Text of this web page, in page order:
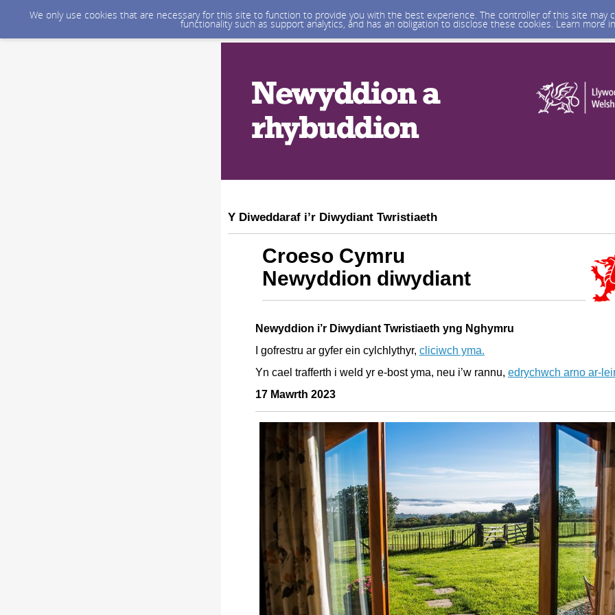
We only use cookies that are necessary for this site to function to provide you with the best experience. The controller of this site
functionality such as support analytics, and has an obligation to disclose these cookies. Learn more
Y Diweddaraf i’r Diwydiant Twristiaeth
Croeso Cymru
Newyddion diwydiant
Newyddion i’r Diwydiant Twristiaeth yng Nghymru
I gofrestru ar gyfer ein cylchlythyr, cliciwch yma.
Yn cael trafferth i weld yr e-bost yma, neu i’w rannu, edrychwch arno ar-
17 Mawrth 2023